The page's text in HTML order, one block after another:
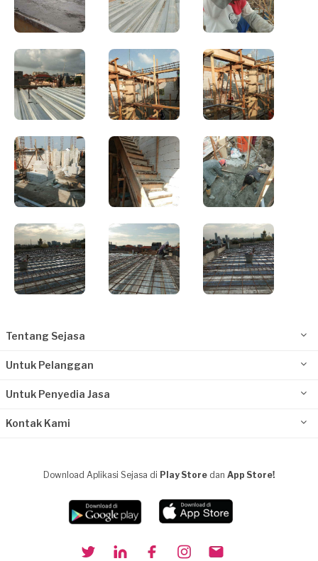
Tentang Sejasa
Untuk Pelanggan
Untuk Penyedia Jasa
Kontak Kami
Download Aplikasi Sejasa di Play Store dan App Store!